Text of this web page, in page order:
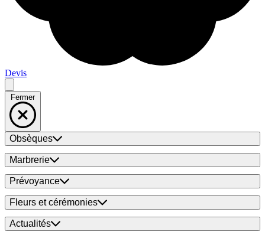
Devis
Fermer
Obsèques
Marbrerie
Prévoyance
Fleurs et cérémonies
Actualités